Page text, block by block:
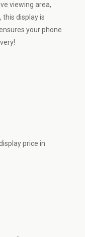
viewing area,
this display is
your phone
price in